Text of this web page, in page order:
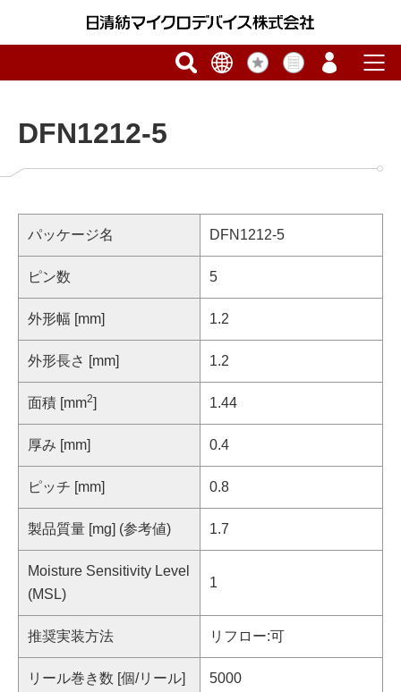
DFN1212-5
パッケージ名 DFN1212-5
ピン数 5
外形幅 [mm] 1.2
外形長さ [mm] 1.2
面積 [mm2] 1.44
厚み [mm] 0.4
ピッチ [mm] 0.8
製品質量 [mg] (参考値) 1.7
Moisture Sensitivity Level
(MSL)
1
推奨実装方法 リフロー:可
リール巻き数 [個/リール] 5000